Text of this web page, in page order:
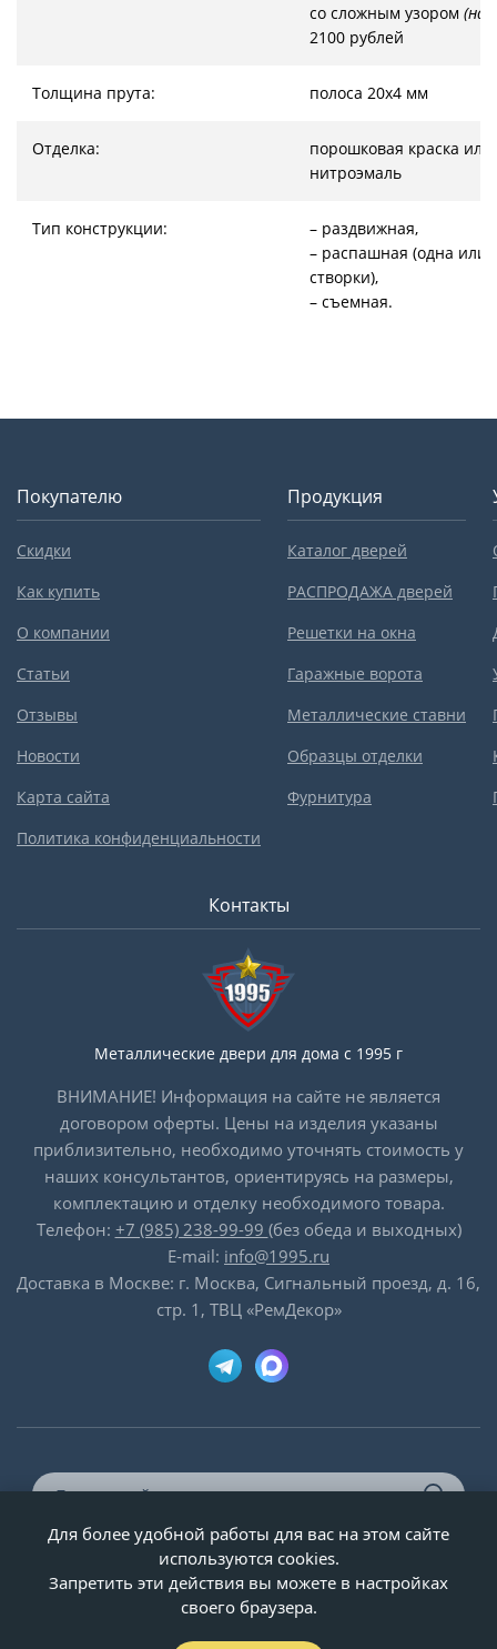
со сложным узором (на
2100 рублей
Толщина прута: полоса 20х4 мм
Отделка:
порошковая краска или
нитроэмаль
Тип конструкции:
– раздвижная,
– распашная (одна или
створки),
– съемная.
Покупателю
Скидки
Как купить
О компании
Статьи
Отзывы
Новости
Карта сайта
Политика конфиденциальности
Продукция
Каталог дверей
РАСПРОДАЖА дверей
Решетки на окна
Гаражные ворота
Металлические ставни
Образцы отделки
Фурнитура
Контакты
Металлические двери для дома с 1995 г
ВНИМАНИЕ! Информация на сайте не является
договором оферты. Цены на изделия указаны
приблизительно, необходимо уточнять стоимость у
наших консультантов, ориентируясь на размеры,
комплектацию и отделку необходимого товара.
Телефон: +7 (985) 238-99-99 (без обеда и выходных)
E-mail: info@1995.ru
Доставка в Москве: г. Москва, Сигнальный проезд, д. 16,
стр. 1, ТВЦ «РемДекор»
© ООО «Двери-и-точка», ИНН 5020092947, 1995-2026 г.
Для более удобной работы для вас на этом сайте
используются cookies.
Запретить эти действия вы можете в настройках
своего браузера.